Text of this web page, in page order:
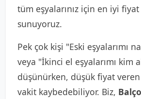
tüm eşyalarınız için en iyi
sunuyoruz.
Pek çok kişi "Eski eşyalarımı
veya "İkinci el eşyalarımı kim
düşünürken, düşük fiyat
vakit kaybedebiliyor. Biz,